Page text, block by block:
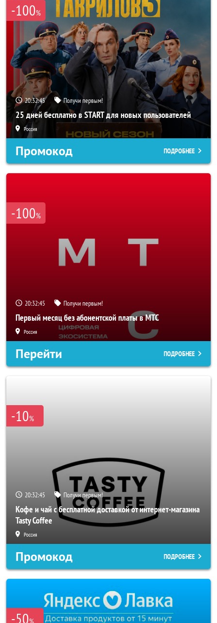
-100%
20:32:43 Получи первым!
25 дней бесплатно в START для новых пользователей
Россия
Промокод ПОДРОБНЕЕ
-100%
20:32:43 Получи первым!
Первый месяц без абонентской платы в МТС
Россия
Перейти ПОДРОБНЕЕ
-10%
20:32:43 Получи первым!
Кофе и чай с бесплатной доставкой от интернет-магазина
Tasty Coffee
Россия
Промокод ПОДРОБНЕЕ
-50%